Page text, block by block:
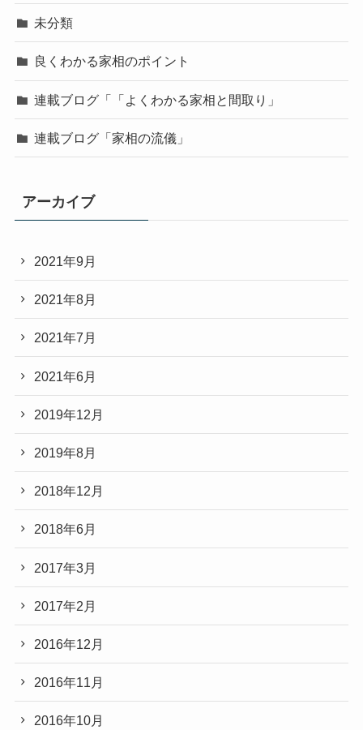
未分類
良くわかる家相のポイント
連載ブログ「「よくわかる家相と間取り」
連載ブログ「家相の流儀」
アーカイブ
2021年9月
2021年8月
2021年7月
2021年6月
2019年12月
2019年8月
2018年12月
2018年6月
2017年3月
2017年2月
2016年12月
2016年11月
2016年10月